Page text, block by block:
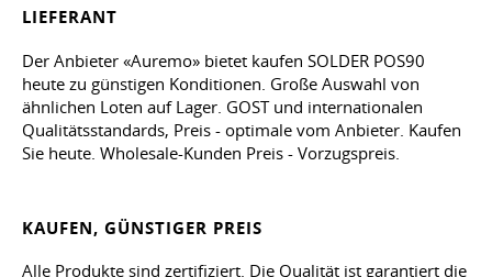
LIEFERANT
Der Anbieter «Auremo» bietet kaufen SOLDER POS90
heute zu günstigen Konditionen. Große Auswahl von
ähnlichen Loten auf Lager. GOST und internationalen
Qualitätsstandards, Preis - optimale vom Anbieter. Kaufen
Sie heute. Wholesale-Kunden Preis - Vorzugspreis.
KAUFEN, GÜNSTIGER PREIS
Alle Produkte sind zertifiziert. Die Qualität ist garantiert die